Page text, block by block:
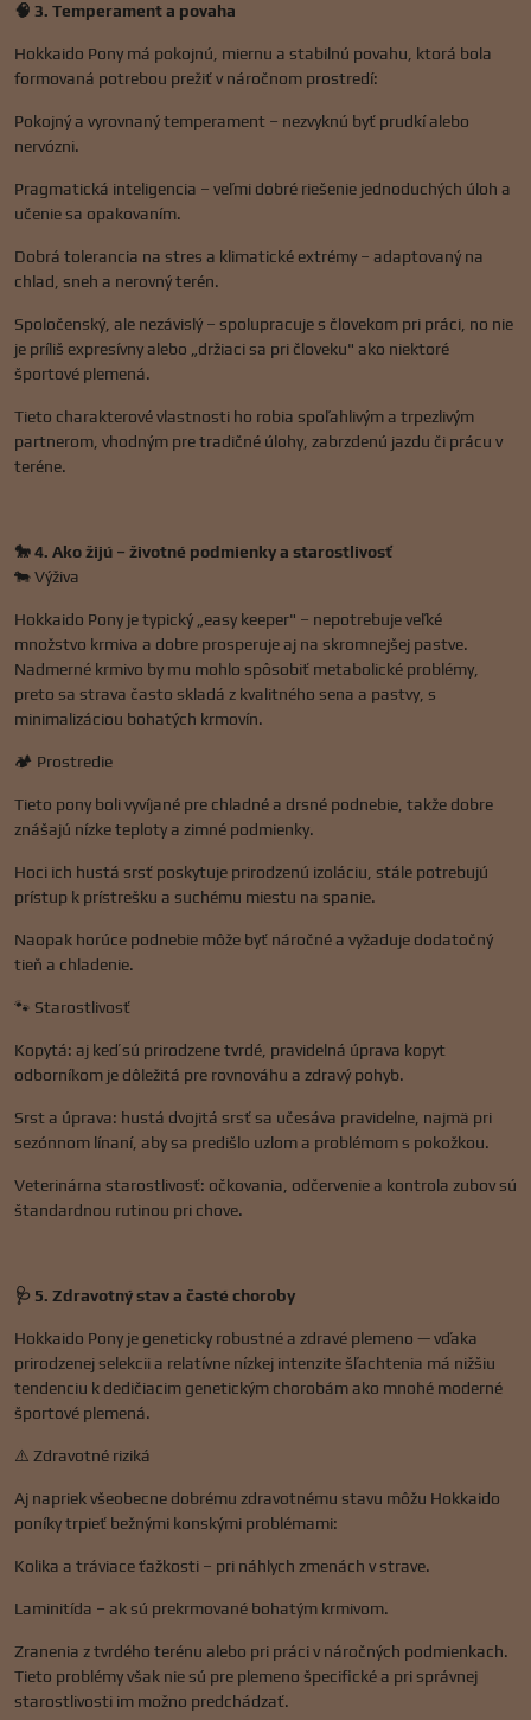
🧠 3. Temperament a povaha
Hokkaido Pony má pokojnú, miernu a stabilnú povahu, ktorá bola
formovaná potrebou prežiť v náročnom prostredí:
Pokojný a vyrovnaný temperament – nezvyknú byť prudkí alebo
nervózni.
Pragmatická inteligencia – veľmi dobré riešenie jednoduchých úloh a
učenie sa opakovaním.
Dobrá tolerancia na stres a klimatické extrémy – adaptovaný na
chlad, sneh a nerovný terén.
Spoločenský, ale nezávislý – spolupracuje s človekom pri práci, no nie
je príliš expresívny alebo „držiaci sa pri človeku" ako niektoré
športové plemená.
Tieto charakterové vlastnosti ho robia spoľahlivým a trpezlivým
partnerom, vhodným pre tradičné úlohy, zabrzdenú jazdu či prácu v
teréne.
🐎 4. Ako žijú – životné podmienky a starostlivosť
🐄 Výživa
Hokkaido Pony je typický „easy keeper" – nepotrebuje veľké
množstvo krmiva a dobre prosperuje aj na skromnejšej pastve.
Nadmerné krmivo by mu mohlo spôsobiť metabolické problémy,
preto sa strava často skladá z kvalitného sena a pastvy, s
minimalizáciou bohatých krmovín.
🏕️ Prostredie
Tieto pony boli vyvíjané pre chladné a drsné podnebie, takže dobre
znášajú nízke teploty a zimné podmienky.
Hoci ich hustá srsť poskytuje prirodzenú izoláciu, stále potrebujú
prístup k prístrešku a suchému miestu na spanie.
Naopak horúce podnebie môže byť náročné a vyžaduje dodatočný
tieň a chladenie.
🐾 Starostlivosť
Kopytá: aj keď sú prirodzene tvrdé, pravidelná úprava kopyt
odborníkom je dôležitá pre rovnováhu a zdravý pohyb.
Srst a úprava: hustá dvojitá srsť sa učesáva pravidelne, najmä pri
sezónnom línaní, aby sa predišlo uzlom a problémom s pokožkou.
Veterinárna starostlivosť: očkovania, odčervenie a kontrola zubov sú
štandardnou rutinou pri chove.
🩺 5. Zdravotný stav a časté choroby
Hokkaido Pony je geneticky robustné a zdravé plemeno — vďaka
prirodzenej selekcii a relatívne nízkej intenzite šľachtenia má nižšiu
tendenciu k dedičiacim genetickým chorobám ako mnohé moderné
športové plemená.
⚠️ Zdravotné riziká
Aj napriek všeobecne dobrému zdravotnému stavu môžu Hokkaido
poníky trpieť bežnými konskými problémami:
Kolika a tráviace ťažkosti – pri náhlych zmenách v strave.
Laminitída – ak sú prekrmované bohatým krmivom.
Zranenia z tvrdého terénu alebo pri práci v náročných podmienkach.
Tieto problémy však nie sú pre plemeno špecifické a pri správnej
starostlivosti im možno predchádzať.